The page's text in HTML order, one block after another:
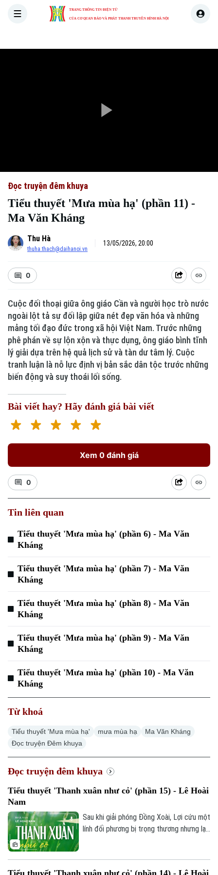
TRANG THÔNG TIN ĐIỆN TỬ
CỦA CƠ QUAN BÁO VÀ PHÁT THANH TRUYỀN HÌNH HÀ NỘI
Xu hướng
Thời sự
Hà Nội
Chính trị
An ninh trật tự
Công nghệ
Hà Nội
Nhịp sống Hà Nội
Người Hà Nội
Ẩm thực
Quân sự
Người Việt 4 phương
Kinh tế
Tin tức
Cafe sáng
Tài chính Ngân hàng
Doanh nghiệp
Nhà đất
Tin tức
Đầu tư
Tàu và Xe
Ô tô
Tàu
Giáo dục
Đọc truyện đêm khuya
Tiểu thuyết 'Mưa mùa hạ' (phần 11) -
Ma Văn Kháng
Thu Hà
thuha.thach@daihanoi.vn
13/05/2026, 20:00
0
Cuộc đối thoại giữa ông giáo Cần và người học trò nước
ngoài lột tả sự đối lập giữa nét đẹp văn hóa và những
mảng tối đạo đức trong xã hội Việt Nam. Trước những
phê phán về sự lộn xộn và thực dụng, ông giáo bình tĩnh
lý giải dựa trên hệ quả lịch sử và tàn dư tâm lý. Cuộc
tranh luận là nỗ lực định vị bản sắc dân tộc trước những
biến động và suy thoái lối sống.
Bài viết hay? Hãy đánh giá bài viết
Xem 0 đánh giá
0
Tin liên quan
Tiểu thuyết 'Mưa mùa hạ' (phần 6) - Ma Văn
Kháng
Tiểu thuyết 'Mưa mùa hạ' (phần 7) - Ma Văn
Kháng
Tiểu thuyết 'Mưa mùa hạ' (phần 8) - Ma Văn
Kháng
Tiểu thuyết 'Mưa mùa hạ' (phần 9) - Ma Văn
Kháng
Tiểu thuyết 'Mưa mùa hạ' (phần 10) - Ma Văn
Kháng
Từ khoá
Tiểu thuyết 'Mưa mùa hạ' mưa mùa hạ
Ma Văn Kháng
Đọc truyện Đêm khuya
Đọc truyện đêm khuya
Tiểu thuyết 'Thanh xuân như cỏ' (phần 15) - Lê Hoài
Nam
Sau khi giải phóng Đồng Xoài, Lợi cứu một
lính đối phương bị trọng thương nhưng lại
Tiểu thuyết 'Thanh xuân như cỏ' (phần 14) - Lê Hoài